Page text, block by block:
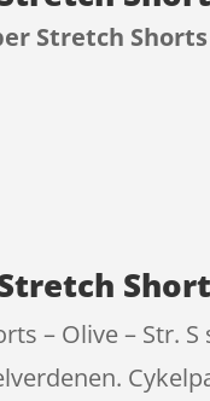
Stretch Shorts
– Olive – Str.